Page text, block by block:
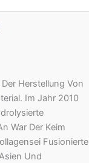
Herstellung Von
Im Jahr 2010
War Der Keim
Fusionierte
Und